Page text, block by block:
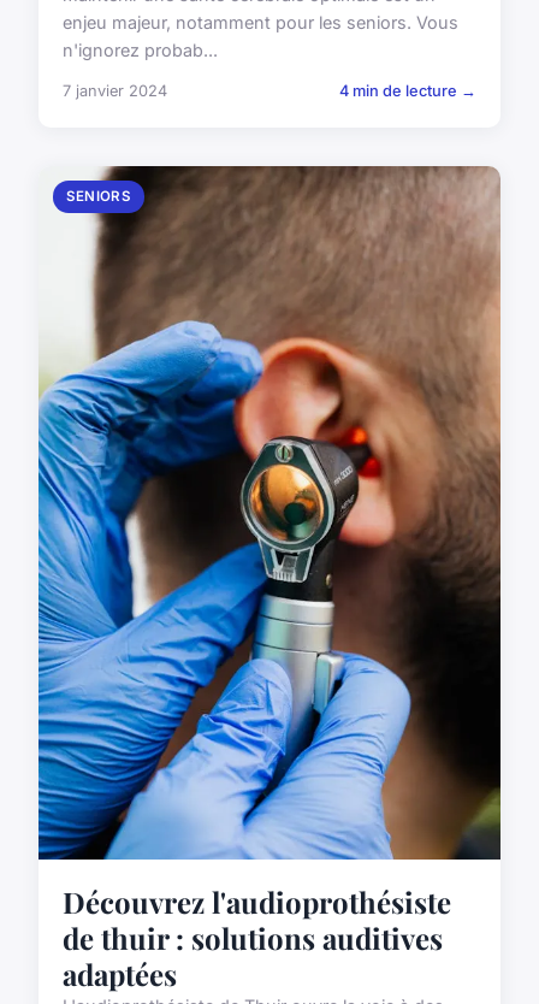
enjeu majeur, notamment pour les seniors. Vous
n'ignorez probab...
7 janvier 2024 4 min de lecture →
SENIORS
Découvrez l'audioprothésiste
de thuir : solutions auditives
adaptées